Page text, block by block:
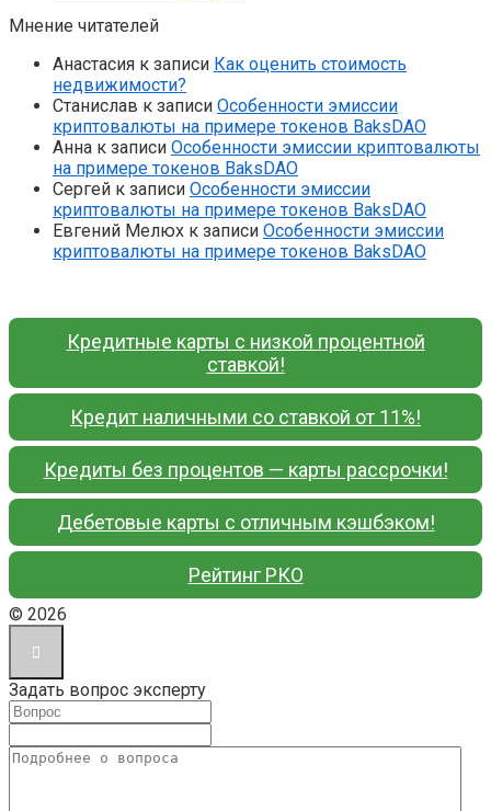
Мнение читателей
Анастасия к записи Как оценить стоимость
недвижимости?
Станислав к записи Особенности эмиссии
криптовалюты на примере токенов BaksDAO
Анна к записи Особенности эмиссии криптовалюты
на примере токенов BaksDAO
Сергей к записи Особенности эмиссии
криптовалюты на примере токенов BaksDAO
Евгений Мелюх к записи Особенности эмиссии
криптовалюты на примере токенов BaksDAO
Кредитные карты с низкой процентной
ставкой!
Кредит наличными со ставкой от 11%!
Кредиты без процентов — карты рассрочки!
Дебетовые карты с отличным кэшбэком!
Рейтинг РКО
© 2026
Задать вопрос эксперту